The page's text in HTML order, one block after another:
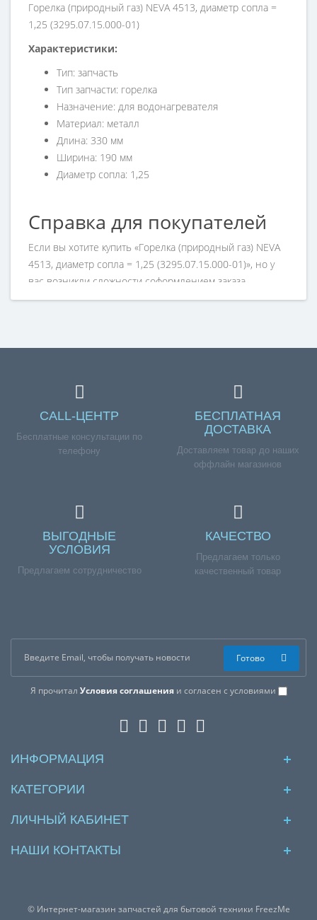
Горелка (природный газ) NEVA 4513, диаметр сопла =
1,25 (3295.07.15.000-01)
Характеристики:
Тип: запчасть
Тип запчасти: горелка
Назначение: для водонагревателя
Материал: металл
Длина: 330 мм
Ширина: 190 мм
Диаметр сопла: 1,25
Справка для покупателей
Если вы хотите купить «Горелка (природный газ) NEVA
4513, диаметр сопла = 1,25 (3295.07.15.000-01)», но у
вас возникли сложности соформлением заказа,
обращайтесь к нашим менеджерам по номеру
CALL-ЦЕНТР
Бесплатные консультации по
телефону
БЕСПЛАТНАЯ
ДОСТАВКА
Доставляем товар до наших
оффлайн магазинов
ВЫГОДНЫЕ
УСЛОВИЯ
Предлагаем сотрудничество
КАЧЕСТВО
Предлагаем только
качественный товар
Я прочитал Условия соглашенияи согласен с условиями
Готово
ИНФОРМАЦИЯ
КАТЕГОРИИ
ЛИЧНЫЙ КАБИНЕТ
НАШИ КОНТАКТЫ
© Интернет-магазин запчастей для бытовой техники FreezMe